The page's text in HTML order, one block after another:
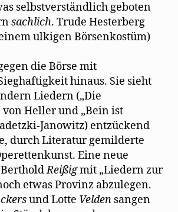
selbstverständlich geboten
sachlich. Trude Hesterberg
ulkigen Börsenkostüm)
die Börse mit
hinaus. Sie sieht
Liedern („Die
Heller und „Bein ist
Janowitz) entzückend
durch Literatur gemilderte
Eine neue
Reißigmit „Liedern zur
etwas Provinz abzulegen.
und Lotte Velden sangen